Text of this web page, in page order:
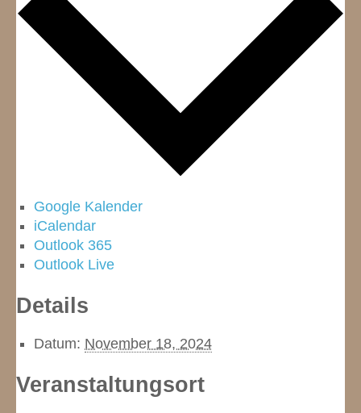
Google Kalender
iCalendar
Outlook 365
Outlook Live
Details
Datum: November 18, 2024
Veranstaltungsort